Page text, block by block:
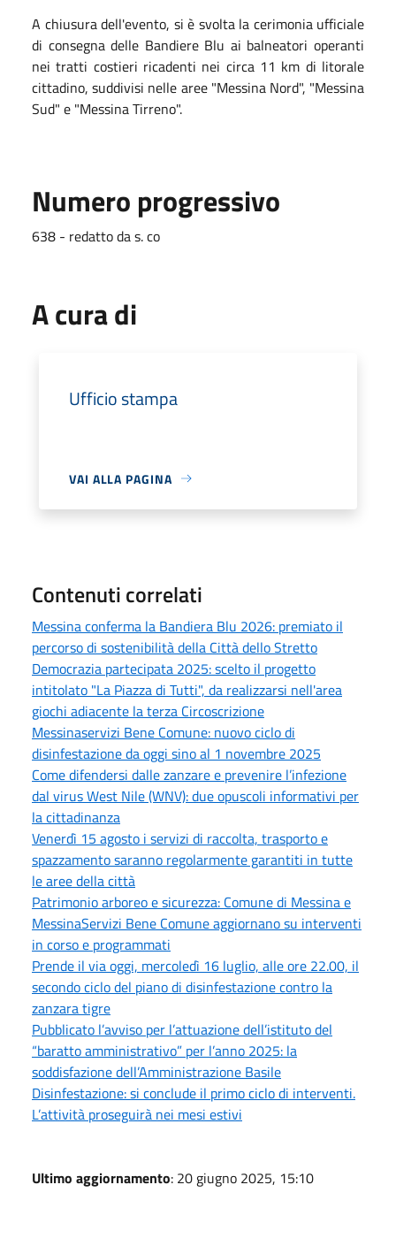
A chiusura dell'evento, si è svolta la cerimonia ufficiale
di consegna delle Bandiere Blu ai balneatori operanti
nei tratti costieri ricadenti nei circa 11 km di litorale
cittadino, suddivisi nelle aree "Messina Nord", "Messina
Sud" e "Messina Tirreno".
Numero progressivo
638 - redatto da s. co
A cura di
Ufficio stampa
VAI ALLA PAGINA
Contenuti correlati
Messina conferma la Bandiera Blu 2026: premiato il
percorso di sostenibilità della Città dello Stretto
Democrazia partecipata 2025: scelto il progetto
intitolato "La Piazza di Tutti", da realizzarsi nell'area
giochi adiacente la terza Circoscrizione
Messinaservizi Bene Comune: nuovo ciclo di
disinfestazione da oggi sino al 1 novembre 2025
Come difendersi dalle zanzare e prevenire l’infezione
dal virus West Nile (WNV): due opuscoli informativi per
la cittadinanza
Venerdì 15 agosto i servizi di raccolta, trasporto e
spazzamento saranno regolarmente garantiti in tutte
le aree della città
Patrimonio arboreo e sicurezza: Comune di Messina e
MessinaServizi Bene Comune aggiornano su interventi
in corso e programmati
Prende il via oggi, mercoledì 16 luglio, alle ore 22.00, il
secondo ciclo del piano di disinfestazione contro la
zanzara tigre
Pubblicato l’avviso per l’attuazione dell’istituto del
“baratto amministrativo” per l’anno 2025: la
soddisfazione dell’Amministrazione Basile
Disinfestazione: si conclude il primo ciclo di interventi.
L’attività proseguirà nei mesi estivi
Ultimo aggiornamento: 20 giugno 2025, 15:10